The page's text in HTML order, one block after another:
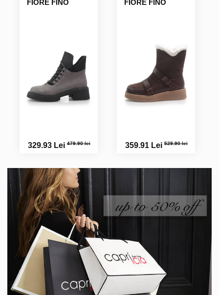
FIORE FINO
329.93 Lei479.90 lei
FIORE FINO
359.91 Lei529.90 lei